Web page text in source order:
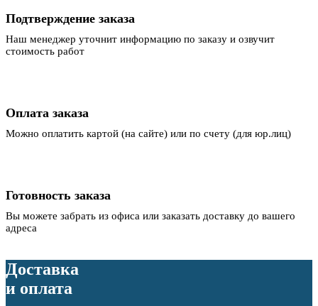
Подтверждение заказа
Наш менеджер уточнит информацию по заказу и озвучит
стоимость работ
Оплата заказа
Можно оплатить картой (на сайте) или по счету (для юр.лиц)
Готовность заказа
Вы можете забрать из офиса или заказать доставку до вашего
адреса
Доставка
и оплата